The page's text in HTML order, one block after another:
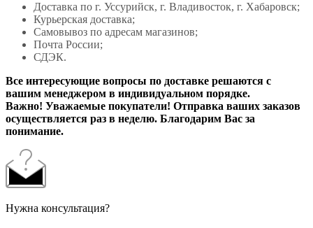
Доставка по г. Уссурийск, г. Владивосток, г. Хабаровск;
Курьерская доставка;
Самовывоз по адресам магазинов;
Почта России;
СДЭК.
Все интересующие вопросы по доставке решаются с
вашим менеджером в индивидуальном порядке.
Важно! Уважаемые покупатели! Отправка ваших заказов
осуществляется раз в неделю. Благодарим Вас за
понимание.
Нужна консультация?